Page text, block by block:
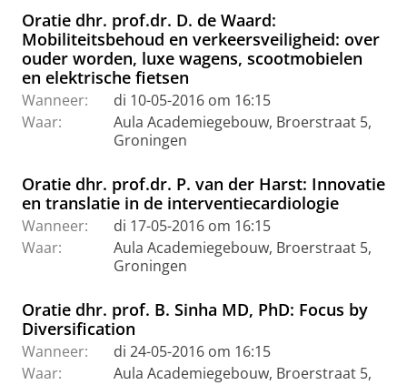
Oratie dhr. prof.dr. D. de Waard:
Mobiliteitsbehoud en verkeersveiligheid: over
ouder worden, luxe wagens, scootmobielen
en elektrische fietsen
Wanneer:
di 10-05-2016 om 16:15
Waar:
Aula Academiegebouw, Broerstraat 5,
Groningen
Oratie dhr. prof.dr. P. van der Harst: Innovatie
en translatie in de interventiecardiologie
Wanneer:
di 17-05-2016 om 16:15
Waar:
Aula Academiegebouw, Broerstraat 5,
Groningen
Oratie dhr. prof. B. Sinha MD, PhD: Focus by
Diversification
Wanneer:
di 24-05-2016 om 16:15
Waar:
Aula Academiegebouw, Broerstraat 5,